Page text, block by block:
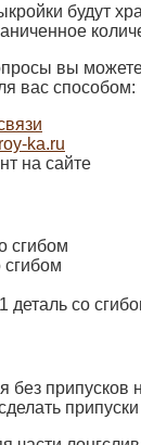
будут
вы
вас способом:
ka.ru
на сайте
сгибом
сгибом
деталь со
без припусков